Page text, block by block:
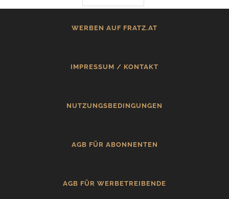
WERBEN AUF FRATZ.AT
IMPRESSUM / KONTAKT
NUTZUNGSBEDINGUNGEN
AGB FÜR ABONNENTEN
AGB FÜR WERBETREIBENDE